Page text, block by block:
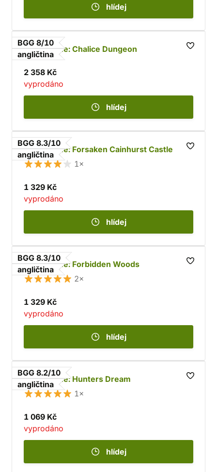
hlídej
BGG 8/10
angličtina
Bloodborne: Chalice Dungeon
2 358 Kč
vyprodáno
hlídej
BGG 8.3/10
angličtina
Bloodborne: Forsaken Cainhurst Castle
1×
1 329 Kč
vyprodáno
hlídej
BGG 8.3/10
angličtina
Bloodborne: Forbidden Woods
2×
1 329 Kč
vyprodáno
hlídej
BGG 8.2/10
angličtina
Bloodborne: Hunters Dream
1×
1 069 Kč
vyprodáno
hlídej